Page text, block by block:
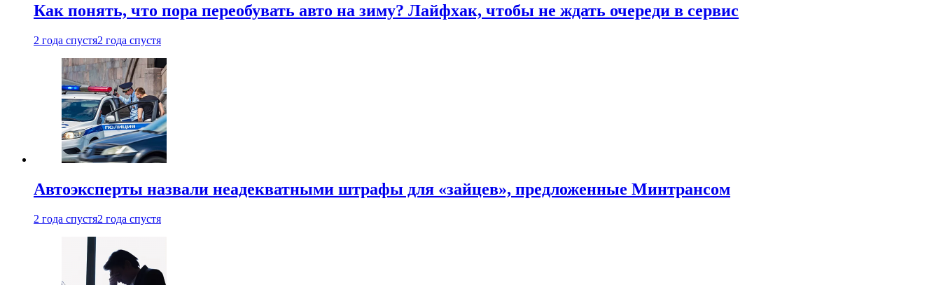
Как понять, что пора переобувать авто на зиму? Лайфхак, чтобы не ждать очереди в сервис
2 года спустя2 года спустя
Автоэксперты назвали неадекватными штрафы для «зайцев», предложенные Минтрансом
2 года спустя2 года спустя